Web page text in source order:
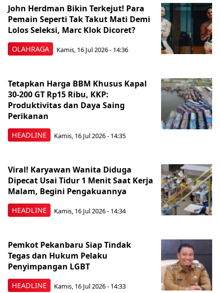
OLAHRAGA
John Herdman Bikin Terkejut! Para
Pemain Seperti Tak Takut Mati Demi
Lolos Seleksi, Marc Klok Dicoret?
Kamis, 16 Jul 2026 - 14:36
HEADLINE
Tetapkan Harga BBM Khusus Kapal
30-200 GT Rp15 Ribu, KKP:
Produktivitas dan Daya Saing
Perikanan
Kamis, 16 Jul 2026 - 14:35
HEADLINE
Viral! Karyawan Wanita Diduga
Dipecat Usai Tidur 1 Menit Saat Kerja
Malam, Begini Pengakuannya
Kamis, 16 Jul 2026 - 14:34
HEADLINE
Pemkot Pekanbaru Siap Tindak
Tegas dan Hukum Pelaku
Penyimpangan LGBT
Kamis, 16 Jul 2026 - 14:33